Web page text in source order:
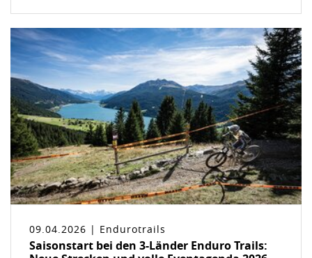
09.04.2026 | Endurotrails
Saisonstart bei den 3-Länder Enduro Trails: